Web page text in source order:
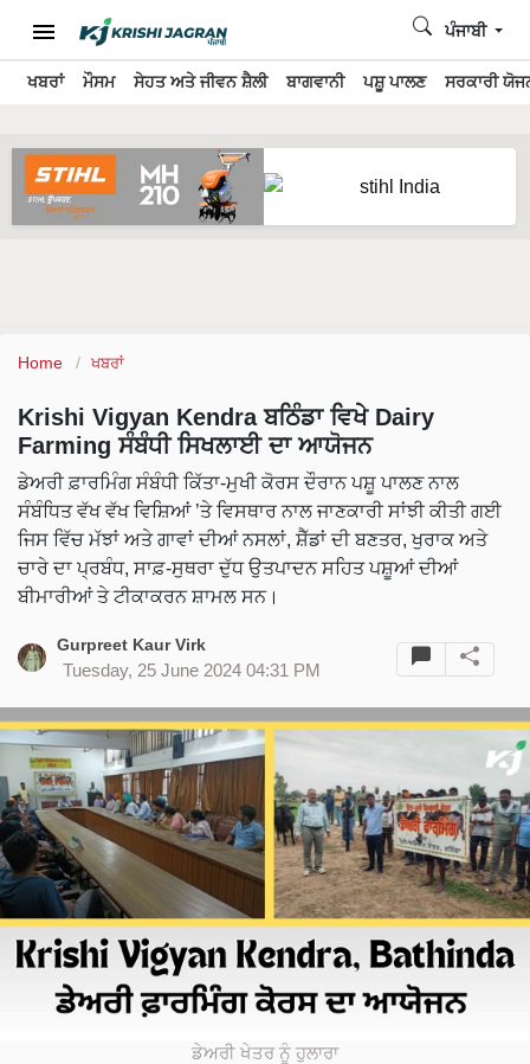
ਖਬਰਾਂ ਮੌਸਮ ਸੇਹਤ ਅਤੇ ਜੀਵਨ ਸ਼ੈਲੀ ਬਾਗਵਾਨੀ ਪਸ਼ੂ ਪਾਲਣ ਸਰਕਾਰੀ
ਪੰਜਾਬੀ
Home ਖਬਰਾਂ
Krishi Vigyan Kendra ਬਠਿੰਡਾ ਵਿਖੇ Dairy
Farming ਸੰਬੰਧੀ ਸਿਖਲਾਈ ਦਾ ਆਯੋਜਨ
ਡੇਅਰੀ ਫ਼ਾਰਮਿੰਗ ਸੰਬੰਧੀ ਕਿੱਤਾ-ਮੁਖੀ ਕੋਰਸ ਦੌਰਾਨ ਪਸ਼ੂ ਪਾਲਣ ਨਾਲ
ਸੰਬੰਧਿਤ ਵੱਖ ਵੱਖ ਵਿਸ਼ਿਆਂ ’ਤੇ ਵਿਸਥਾਰ ਨਾਲ ਜਾਣਕਾਰੀ ਸਾਂਝੀ ਕੀਤੀ ਗਈ
ਜਿਸ ਵਿੱਚ ਮੱਝਾਂ ਅਤੇ ਗਾਵਾਂ ਦੀਆਂ ਨਸਲਾਂ, ਸ਼ੈੱਡਾਂ ਦੀ ਬਣਤਰ, ਖੁਰਾਕ ਅਤੇ
ਚਾਰੇ ਦਾ ਪ੍ਰਬੰਧ, ਸਾਫ਼-ਸੁਥਰਾ ਦੁੱਧ ਉਤਪਾਦਨ ਸਹਿਤ ਪਸ਼ੂਆਂ ਦੀਆਂ
ਬੀਮਾਰੀਆਂ ਤੇ ਟੀਕਾਕਰਨ ਸ਼ਾਮਲ ਸਨ।
Gurpreet Kaur Virk
Tuesday, 25 June 2024 04:31 PM
ਡੇਅਰੀ ਖੇਤਰ ਨੂੰ ਹੁਲਾਰਾ